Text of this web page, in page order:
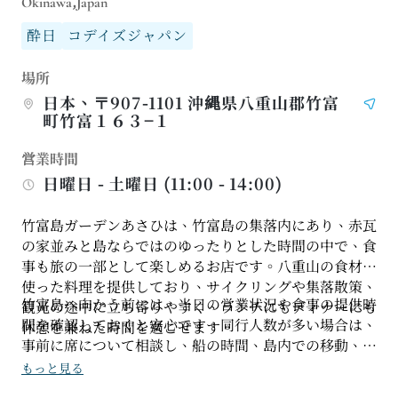
酔日
コデイズジャパン
場所
日本、〒907-1101 沖縄県八重山郡竹富
町竹富１６３−１
営業時間
日曜日 - 土曜日 (11:00 - 14:00)
竹富島ガーデンあさひは、竹富島の集落内にあり、赤瓦
の家並みと島ならではのゆったりとした時間の中で、食
事も旅の一部として楽しめるお店です。八重山の食材を
使った料理を提供しており、サイクリングや集落散策、
観光の途中に立ち寄りやすく、ランチにもディナーにも
休憩を兼ねた時間を過ごせます。
竹富島へ向かう前には、当日の営業状況や食事の提供時
間を確認しておくと安心です。同行人数が多い場合は、
事前に席について相談し、船の時間、島内での移動、食
事時間をあわせて計画しておくのがおすすめです。島内
もっと見る